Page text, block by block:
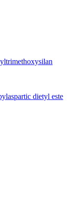
dietyl este